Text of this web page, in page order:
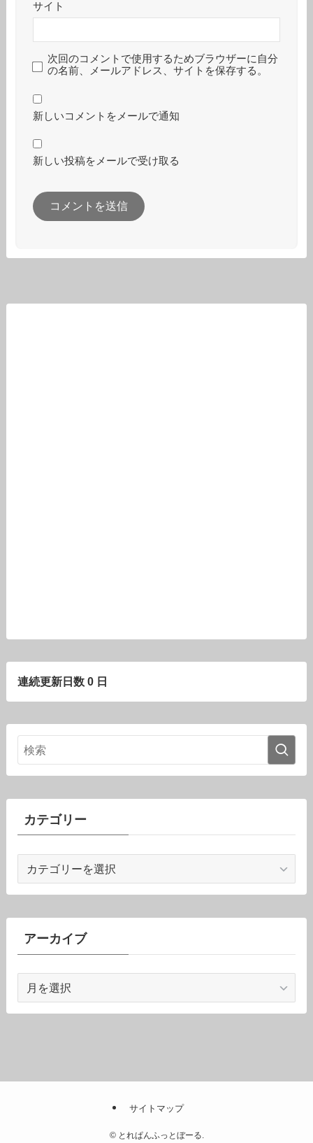
サイト
次回のコメントで使用するためブラウザーに自分
の名前、メールアドレス、サイトを保存する。
新しいコメントをメールで通知
新しい投稿をメールで受け取る
連続更新日数 0 日
カテゴリー
ゴ
ーアーカイブ
カ
サイトマップ
©とれぱんふっとぼーる.